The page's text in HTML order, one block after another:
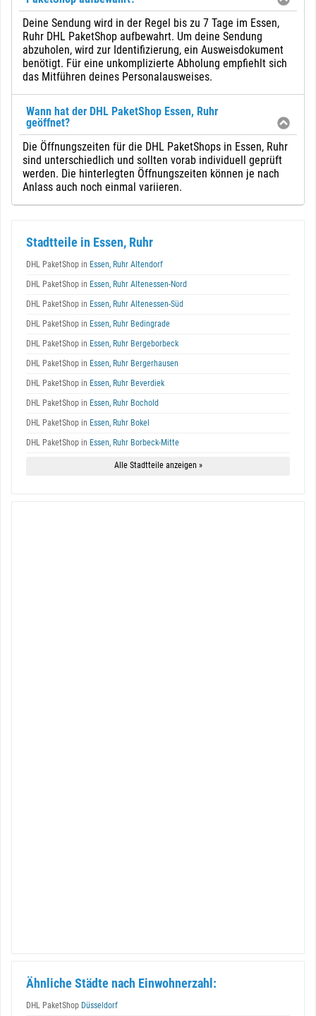
Deine Sendung wird in der Regel bis zu 7 Tage im Essen,
Ruhr DHL PaketShop aufbewahrt. Um deine Sendung
abzuholen, wird zur Identifizierung, ein Ausweisdokument
benötigt. Für eine unkomplizierte Abholung empfiehlt sich
das Mitführen deines Personalausweises.
Wann hat der DHL PaketShop Essen, Ruhr
geöffnet?
Die Öffnungszeiten für die DHL PaketShops in Essen, Ruhr
sind unterschiedlich und sollten vorab individuell geprüft
werden. Die hinterlegten Öffnungszeiten können je nach
Anlass auch noch einmal variieren.
Stadtteile in Essen, Ruhr
DHL PaketShop in Essen, Ruhr Altendorf
DHL PaketShop in Essen, Ruhr Altenessen-Nord
DHL PaketShop in Essen, Ruhr Altenessen-Süd
DHL PaketShop in Essen, Ruhr Bedingrade
DHL PaketShop in Essen, Ruhr Bergeborbeck
DHL PaketShop in Essen, Ruhr Bergerhausen
DHL PaketShop in Essen, Ruhr Beverdiek
DHL PaketShop in Essen, Ruhr Bochold
DHL PaketShop in Essen, Ruhr Bokel
DHL PaketShop in Essen, Ruhr Borbeck-Mitte
Alle Stadtteile anzeigen »
Ähnliche Städte nach Einwohnerzahl:
DHL PaketShop Düsseldorf